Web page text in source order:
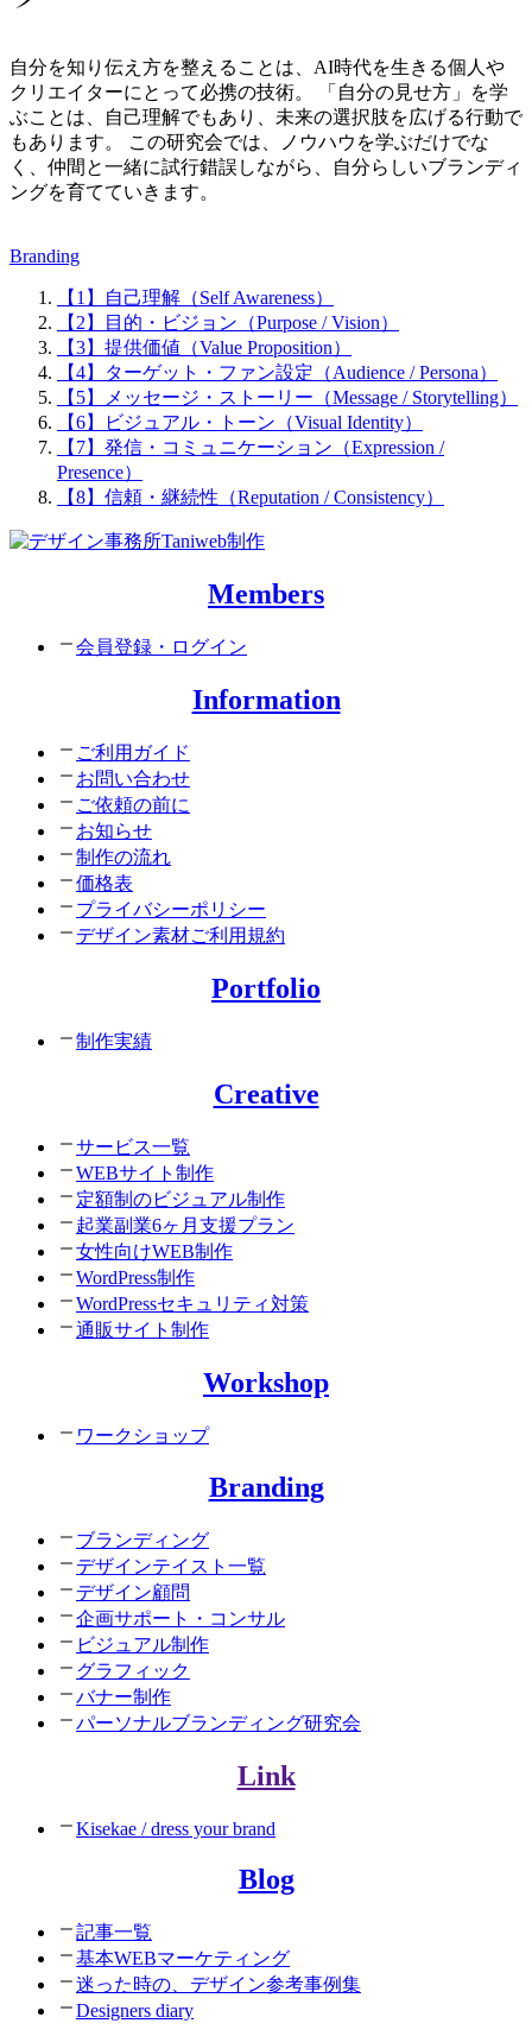
自分を知り伝え方を整えることは、AI時代を生きる個人や
クリエイターにとって必携の技術。 「自分の見せ方」を学
ぶことは、自己理解でもあり、未来の選択肢を広げる行動で
もあります。 この研究会では、ノウハウを学ぶだけでな
く、仲間と一緒に試行錯誤しながら、自分らしいブランディ
ングを育てていきます。
Branding
【1】自己理解（Self Awareness）
【2】目的・ビジョン（Purpose / Vision）
【3】提供価値（Value Proposition）
【4】ターゲット・ファン設定（Audience / Persona）
【5】メッセージ・ストーリー（Message / Storytelling）
【6】ビジュアル・トーン（Visual Identity）
【7】発信・コミュニケーション（Expression /
Presence）
【8】信頼・継続性（Reputation / Consistency）
Members
会員登録・ログイン
Information
ご利用ガイド
お問い合わせ
ご依頼の前に
お知らせ
制作の流れ
価格表
プライバシーポリシー
デザイン素材ご利用規約
Portfolio
制作実績
Creative
サービス一覧
WEBサイト制作
定額制のビジュアル制作
起業副業6ヶ月支援プラン
女性向けWEB制作
WordPress制作
WordPressセキュリティ対策
通販サイト制作
Workshop
ワークショップ
Branding
ブランディング
デザインテイスト一覧
デザイン顧問
企画サポート・コンサル
ビジュアル制作
グラフィック
バナー制作
パーソナルブランディング研究会
Link
Kisekae / dress your brand
Blog
記事一覧
基本WEBマーケティング
迷った時の、デザイン参考事例集
Designers diary